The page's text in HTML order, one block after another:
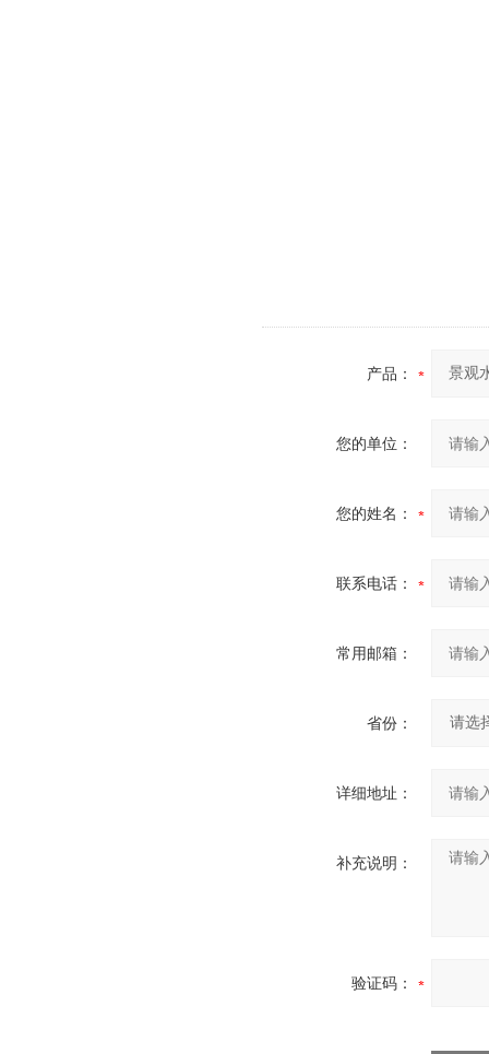
产品：
您的单位：
您的姓名：
联系电话：
常用邮箱：
省份：
详细地址：
补充说明：
验证码：